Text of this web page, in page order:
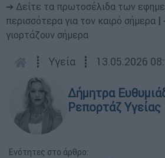
➔ Δείτε τα πρωτοσέλιδα των
περισσότερα για τον καιρό σήμερα
γιορτάζουν σήμερα
┋ Υγεία ┋ 13.05.2026
Δήμητρα
Ρεπορτάζ Υγείας
Ενότητες στο άρθρο: